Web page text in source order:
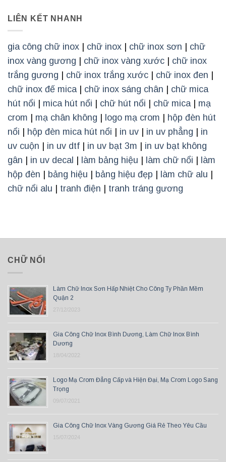
LIÊN KẾT NHANH
gia công chữ inox chữ inox chữ inox sơn
chữ
inox vàng gương
chữ inox vàng xước
chữ inox
trắng gương
chữ inox trắng xước chữ inox đen
chữ inox đế mica| chữ inox sáng chân
chữ mica
hút nổi
mica hút nổi chữ hút nổi chữ mica| mạ
crom
mạ chân không logo mạ crom
hộp đèn hút
nổi
hộp đèn mica hút nổi in uv in uv phẳng
in
uv cuộn
in uv dtf in uv bạt 3m
in uv bạt không
gân
in uv decal làm bảng hiệu làm chữ nổi
làm
hộp đèn
bảng hiệu bảng hiệu đẹp làm chữ alu
chữ nổi alu
tranh điện tranh tráng gương
CHỮ NỔI
Làm Chữ Inox Sơn Hấp Nhiệt Cho Công Ty Phần Mềm
Quận 2
27/12/2023
Gia Công Chữ Inox Bình Dương, Làm Chữ Inox Bình
Dương
18/04/2022
Logo Mạ Crom Đẳng Cấp và Hiện Đại, Mạ Crom Logo Sang
Trọng
09/07/2021
Gia Công Chữ Inox Vàng Gương Giá Rẻ Theo Yêu Cầu
15/07/2024